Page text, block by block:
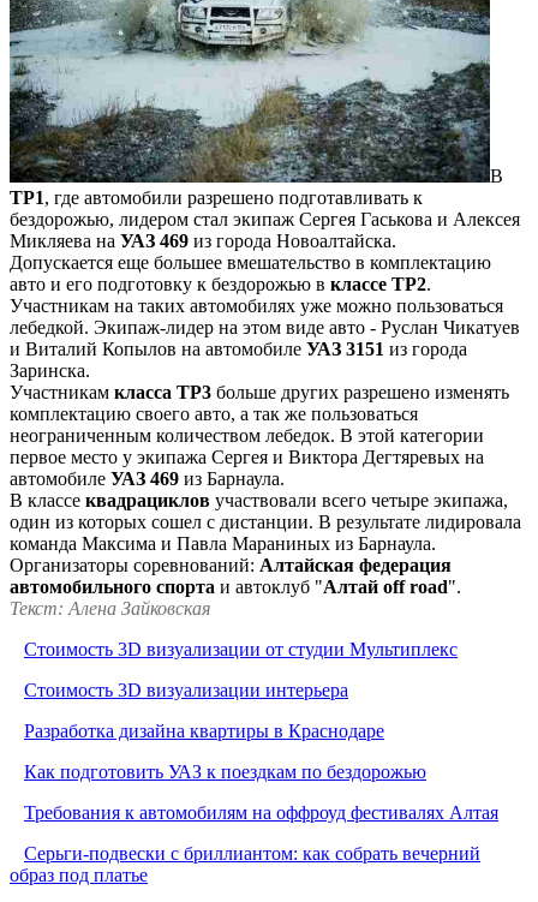
В
ТР1, где автомобили разрешено подготавливать к
бездорожью, лидером стал экипаж Сергея Гаськова и Алексея
Микляева на УАЗ 469 из города Новоалтайска.
Допускается еще большее вмешательство в комплектацию
авто и его подготовку к бездорожью в классе ТР2.
Участникам на таких автомобилях уже можно пользоваться
лебедкой. Экипаж-лидер на этом виде авто - Руслан Чикатуев
и Виталий Копылов на автомобиле УАЗ 3151 из города
Заринска.
Участникам класса ТР3 больше других разрешено изменять
комплектацию своего авто, а так же пользоваться
неограниченным количеством лебедок. В этой категории
первое место у экипажа Сергея и Виктора Дегтяревых на
автомобиле УАЗ 469 из Барнаула.
В классе квадрациклов участвовали всего четыре экипажа,
один из которых сошел с дистанции. В результате лидировала
команда Максима и Павла Мараниных из Барнаула.
Организаторы соревнований: Алтайская федерация
автомобильного спорта и автоклуб "Алтай off road".
Текст: Алена Зайковская
Стоимость 3D визуализации от студии Мультиплекс
Стоимость 3D визуализации интерьера
Разработка дизайна квартиры в Краснодаре
Как подготовить УАЗ к поездкам по бездорожью
Требования к автомобилям на оффроуд фестивалях Алтая
Серьги-подвески с бриллиантом: как собрать вечерний
образ под платье